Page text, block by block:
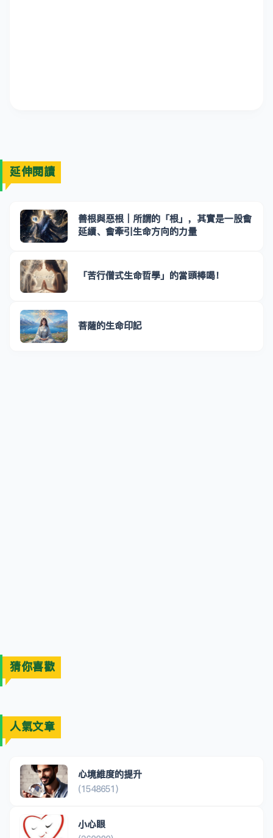
延伸閱讀
善根與惡根｜所謂的「根」，其實是一股會
延續、會牽引生命方向的力量
「苦行僧式生命哲學」的當頭棒喝！
菩薩的生命印記
猜你喜歡
人氣文章
心境維度的提升
(1548651)
小心眼